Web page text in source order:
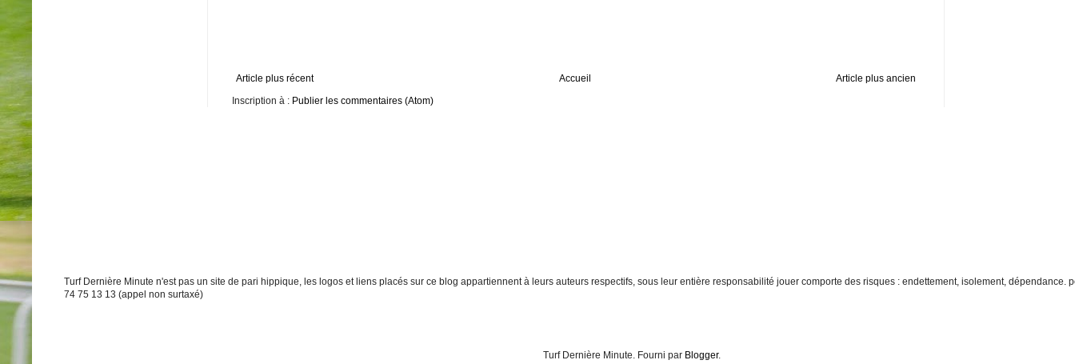
Article plus récent Article plus ancien
Accueil
Inscription à : Publier les commentaires (Atom)
Turf Dernière Minute n'est pas un site de pari hippique, les logos et liens placés sur ce blog appartiennent à leurs auteurs respectifs, sous leur entière responsabilité jouer comporte des risques : endettement, isolement, dépendance.
74 75 13 13 (appel non surtaxé)
Turf Dernière Minute. Fourni par Blogger.